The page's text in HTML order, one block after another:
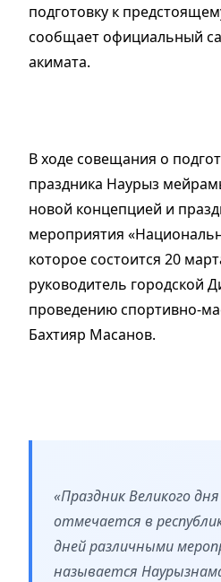
подготовку к
сообщает официальный
акимата.
В ходе совещания о
праздника Наурыз
новой концепцией и
мероприятия
которое состоится 20
руководитель городской
проведению спортивно-
Бахтияр Масанов.
«Праздник Великого
отмечается в
дней различными
называется